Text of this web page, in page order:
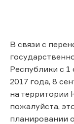
В связи с
Республики с 1
2017 года, 8
на территории
пожалуйста,
планировании